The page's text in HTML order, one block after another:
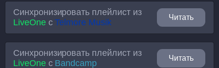
Синхронизировать плейлист из
LiveOneсTelmore Musik
Читать
Синхронизировать плейлист из
LiveOneс Bandcamp
Читать